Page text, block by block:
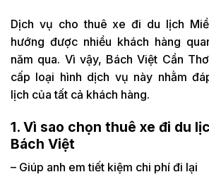
Dịch vụ cho thuê xe đi du lịch
hướng được nhiều khách hàng
năm qua. Vì vậy, Bách Việt Cần
cấp loại hình dịch vụ này nhằm
lịch của tất cả khách hàng.
1. Vì sao chọn thuê xe đi du
Bách Việt
– Giúp anh em tiết kiệm chi phí đi lại